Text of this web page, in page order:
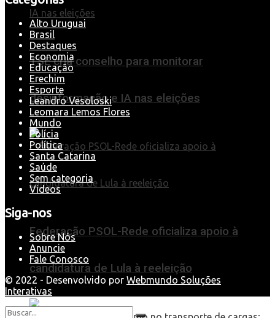
TSE cria conselho para monitorar
desinformação e IA nas eleições
Federação PSOL-Rede oficializa apoio à
candidatura de Lula à reeleição
Alto Uruguai
Brasil
Destaques
Economia
Educação
Erechim
Esporte
Leandro Vesoloski
Leomara Lemos Flores
Mundo
Polícia
Política
Santa Catarina
Saúde
Sem categoria
Videos
Siga-nos
Sobre Nós
Anuncie
Fale Conosco
© 2022 - Desenvolvido por Webmundo Soluções
Interativas